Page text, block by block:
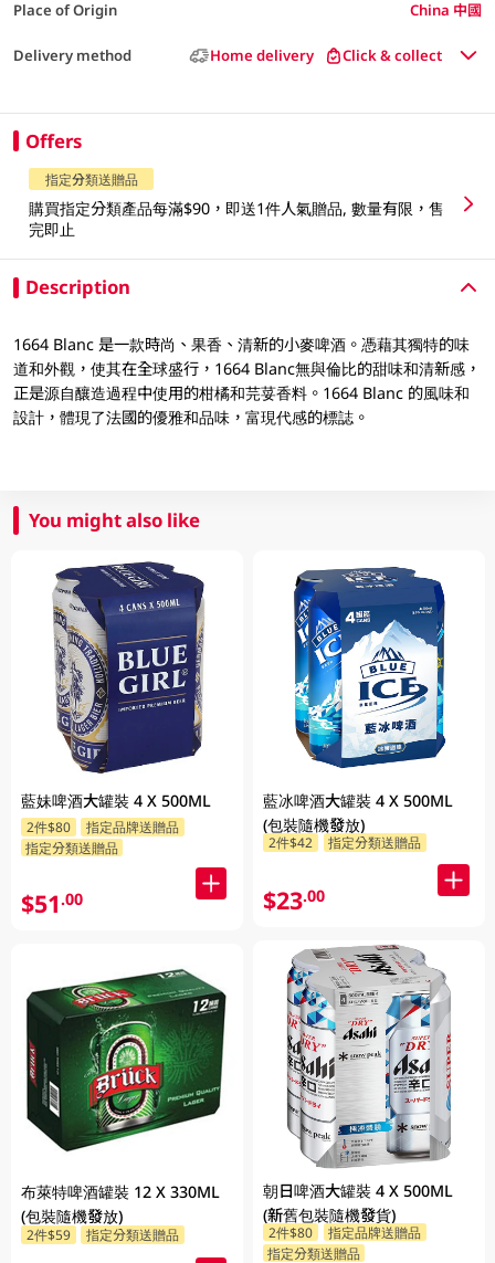
Place of Origin China 中國
Delivery method Home delivery Click & collect
Offers
指定分類送贈品
購買指定分類產品每滿$90，即送1件人氣贈品, 數量有限，售
完即止
Description
1664 Blanc 是一款時尚、果香、清新的小麥啤酒。憑藉其獨特的味
道和外觀，使其在全球盛行，1664 Blanc無與倫比的甜味和清新感，
正是源自釀造過程中使用的柑橘和芫荽香料。1664 Blanc 的風味和
設計，體現了法國的優雅和品味，富現代感的標誌。
You might also like
藍妹啤酒大罐裝 4 X 500ML
2件$80
指定品牌送贈品
指定分類送贈品
$51.00
布萊特啤酒罐裝 12 X 330ML
(包裝隨機發放)
2件$59 指定分類送贈品
藍冰啤酒大罐裝 4 X 500ML
(包裝隨機發放)
2件$42 指定分類送贈品
$23.00
朝日啤酒大罐裝 4 X 500ML
(新舊包裝隨機發貨)
2件$80
指定品牌送贈品
指定分類送贈品